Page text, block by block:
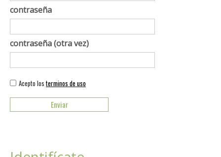
contraseña
contraseña (otra vez)
Acepto los terminos de uso